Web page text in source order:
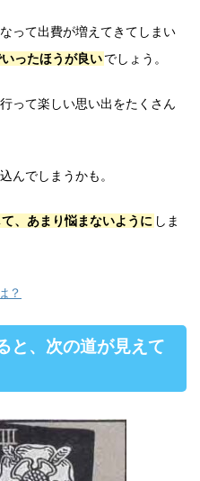
って出費が増えてきてしまい
ったほうが良いでしょう。
って楽しい思い出をたくさん
んでしまうかも。
、あまり悩まないように しま
？
と、次の道が見えて